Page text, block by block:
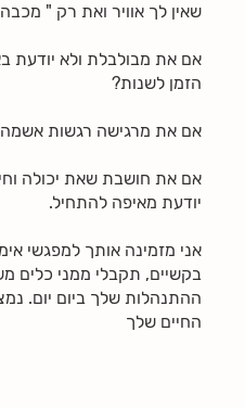
שאין לך אוויר ואת רק "
אם את מבולבלת ולא יודעת
הזמן לשנות?
אם את מרגישה רגשות אשמה
אם את חושבת שאת יכולה
יודעת מאיפה להתחיל.
אני מזמינה אותך למפגשי
בקשיים, תקבלי ממני כלים
ההתנהלות שלך ביום יום.
החיים שלך